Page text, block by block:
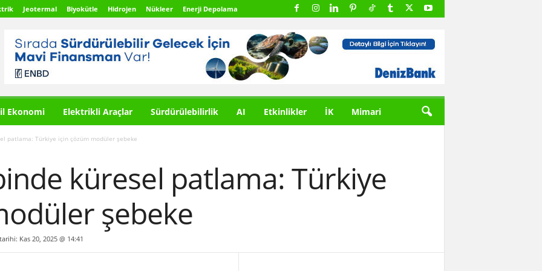
Jeotermal Biyokütle Hidrojen Nükleer Enerji Depolama
Ekonomi Elektrikli Araçlar Sürdürülebilirlik AI Etkinlikler İK Mimari
patlama: Türkiye için çözüm modüler şebeke
küresel patlama: Türkiye
şebeke
Kas 20, 2025 @ 14:41